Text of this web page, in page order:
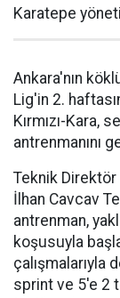
Karatepe
Ankara'nın
Lig'in 2.
Kırmızı-Kara,
antrenmanını
Teknik
İlhan Cavcav
antrenman,
koşusuyla
çalışmalarıyla
sprint ve 5'e 2